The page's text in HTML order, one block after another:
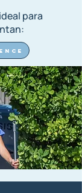
para